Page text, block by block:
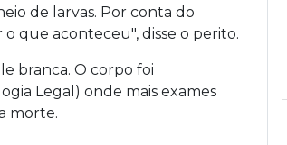
de larvas. Por conta do
que aconteceu", disse o perito.
branca. O corpo foi
Legal) onde mais exames
morte.